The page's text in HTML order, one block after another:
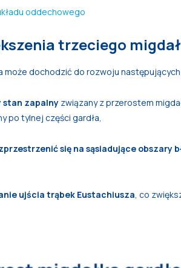
oddechowego
trzeciego
może dochodzić do rozwoju
stan zapalny związany z przerostem
po tylnej części gardła,
się na sąsiadujące obszary
ujścia trąbek Eustachiusza, co